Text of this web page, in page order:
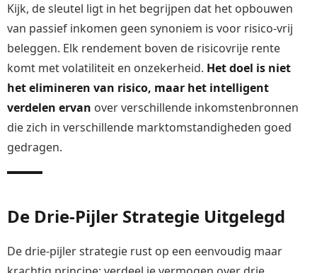
Kijk, de sleutel ligt in het begrijpen dat het opbouwen
van passief inkomen geen synoniem is voor risico-vrij
beleggen. Elk rendement boven de risicovrije rente
komt met volatiliteit en onzekerheid. Het doel is niet
het elimineren van risico, maar het intelligent
verdelen ervan over verschillende inkomstenbronnen
die zich in verschillende marktomstandigheden goed
gedragen.
De Drie-Pijler Strategie Uitgelegd
De drie-pijler strategie rust op een eenvoudig maar